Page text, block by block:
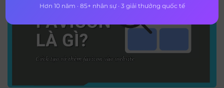
Hơn 10 năm · 85+ nhân sự · 3 giải thưởng quốc tế